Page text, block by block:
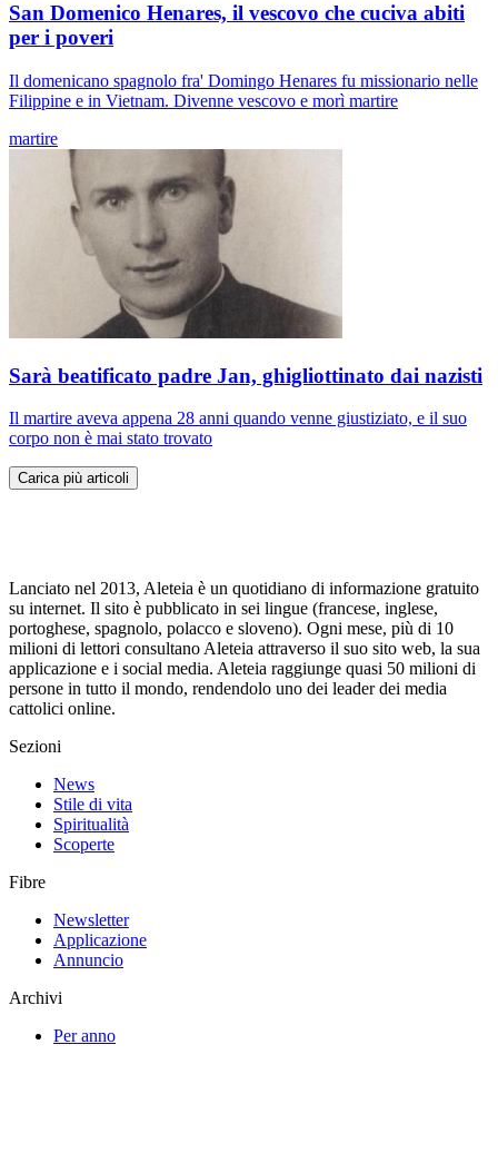
San Domenico Henares, il vescovo che cuciva abiti
per i poveri
Il domenicano spagnolo fra' Domingo Henares fu missionario nelle
Filippine e in Vietnam. Divenne vescovo e morì martire
martire
Sarà beatificato padre Jan, ghigliottinato dai nazisti
Il martire aveva appena 28 anni quando venne giustiziato, e il suo
corpo non è mai stato trovato
Carica più articoli
Lanciato nel 2013, Aleteia è un quotidiano di informazione gratuito
su internet. Il sito è pubblicato in sei lingue (francese, inglese,
portoghese, spagnolo, polacco e sloveno). Ogni mese, più di 10
milioni di lettori consultano Aleteia attraverso il suo sito web, la sua
applicazione e i social media. Aleteia raggiunge quasi 50 milioni di
persone in tutto il mondo, rendendolo uno dei leader dei media
cattolici online.
Sezioni
News
Stile di vita
Spiritualità
Scoperte
Fibre
Newsletter
Applicazione
Annuncio
Archivi
Per anno